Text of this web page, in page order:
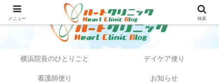
横浜院長のひとりごと デイケア便り
看護師便り お知らせ
メニュー 検索